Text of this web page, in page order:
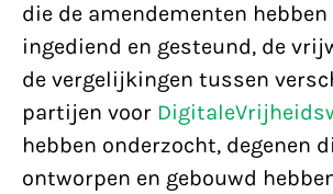
die de amendementen hebben
ingediend en gesteund, de
de vergelijkingen tussen
partijen voor
hebben onderzocht, degenen
ontworpen en gebouwd